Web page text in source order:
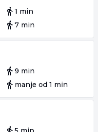
1 min
7 min
9 min
manje od 1 min